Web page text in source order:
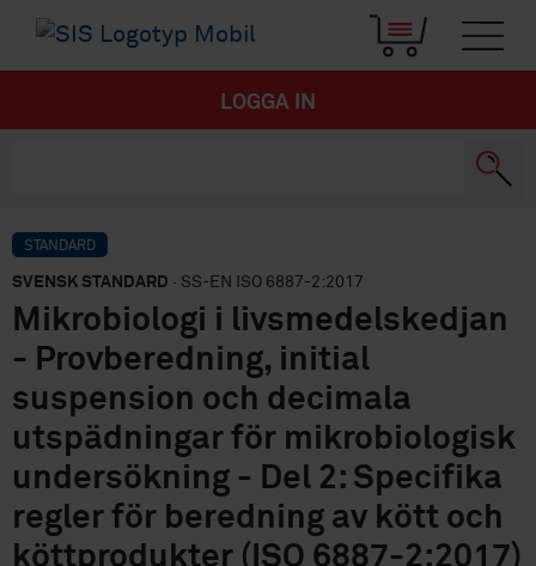
LOGGA IN
STANDARD
SVENSK STANDARD · SS-EN ISO 6887-2:2017
Mikrobiologi i livsmedelskedjan
- Provberedning, initial
suspension och decimala
utspädningar för mikrobiologisk
undersökning - Del 2: Specifika
regler för beredning av kött och
köttprodukter (ISO 6887-2:2017)